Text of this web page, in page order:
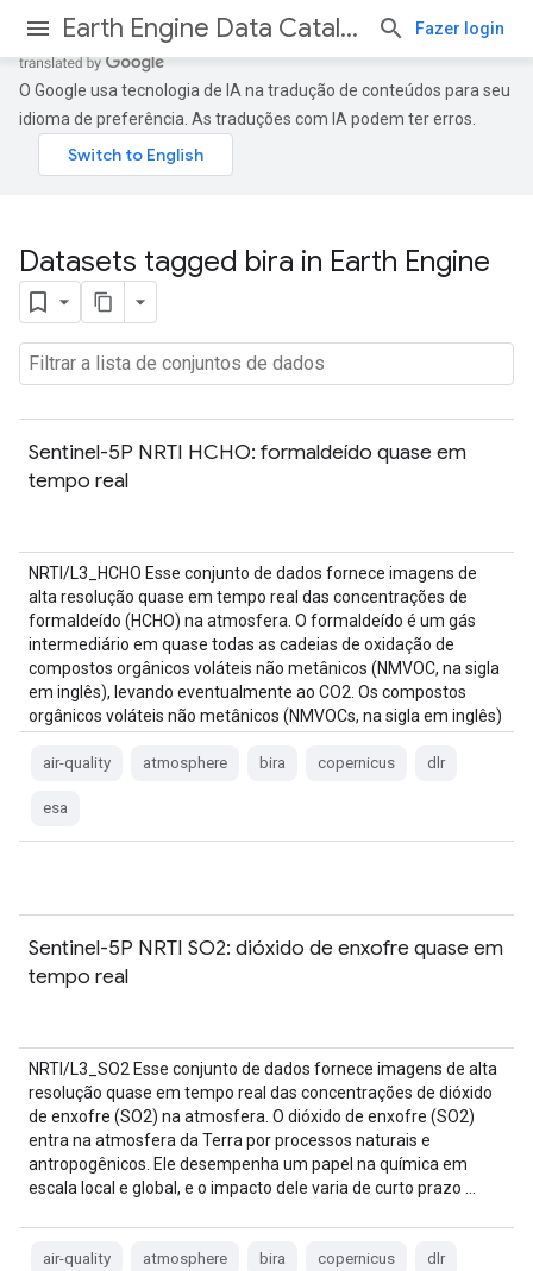
Earth Engine Data Catalog Fazer login
O Google usa tecnologia de IA na tradução de conteúdos para seu
idioma de preferência. As traduções com IA podem ter erros.
Datasets tagged bira in Earth Engine
Sentinel-5P NRTI HCHO: formaldeído quase em
tempo real
NRTI/L3_HCHO Esse conjunto de dados fornece imagens de
alta resolução quase em tempo real das concentrações de
formaldeído (HCHO) na atmosfera. O formaldeído é um gás
intermediário em quase todas as cadeias de oxidação de
compostos orgânicos voláteis não metânicos (NMVOC, na sigla
em inglês), levando eventualmente ao CO2. Os compostos
orgânicos voláteis não metânicos (NMVOCs, na sigla em inglês)
air-quality atmosphere bira copernicus dlr
esa
Sentinel-5P NRTI SO2: dióxido de enxofre quase em
tempo real
NRTI/L3_SO2 Esse conjunto de dados fornece imagens de alta
resolução quase em tempo real das concentrações de dióxido
de enxofre (SO2) na atmosfera. O dióxido de enxofre (SO2)
entra na atmosfera da Terra por processos naturais e
antropogênicos. Ele desempenha um papel na química em
escala local e global, e o impacto dele varia de curto prazo …
air-quality atmosphere bira copernicus dlr